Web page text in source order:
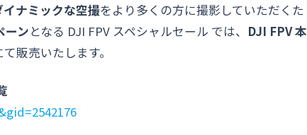
ナミックな空撮をより多くの方に撮影していただくた
ーンとなる DJI FPV スペシャルセール では、 DJI FPV 本
て販売いたします。